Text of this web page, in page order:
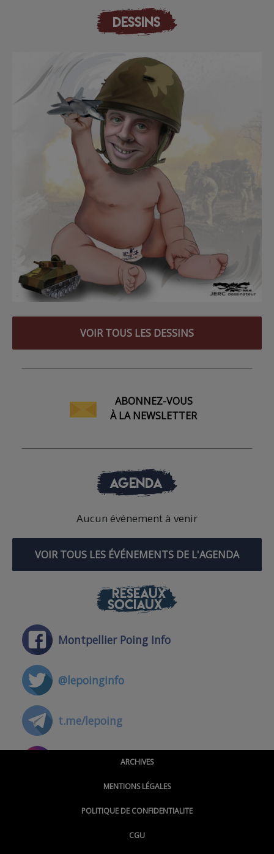
DESSINS
VOIR TOUS LES DESSINS
ABONNEZ-VOUS
À LA NEWSLETTER
AGENDA
Aucun événement à venir
VOIR TOUS LES ÉVÉNEMENTS DE L'AGENDA
RÉSEAUX
SOCIAUX
Montpellier Poing Info
@lepoinginfo
t.me/lepoing
@montpellierpoinginfo
@LePoingMontpellier
ARCHIVES
MENTIONS LÉGALES
POLITIQUE DE CONFIDENTIALITE
CGU